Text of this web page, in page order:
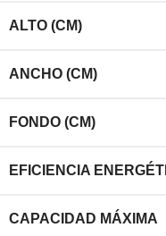
ALTO (CM)
ANCHO (CM)
FONDO (CM)
EFICIENCIA
CAPACIDAD MÁXIMA